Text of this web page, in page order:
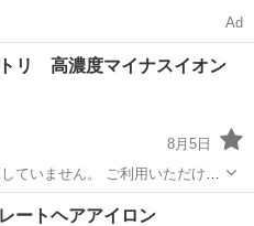
Ad
トリ 高濃度マイナスイオン
8月5日
ていません。 ご利用いただける
電
ートヘアアイロン